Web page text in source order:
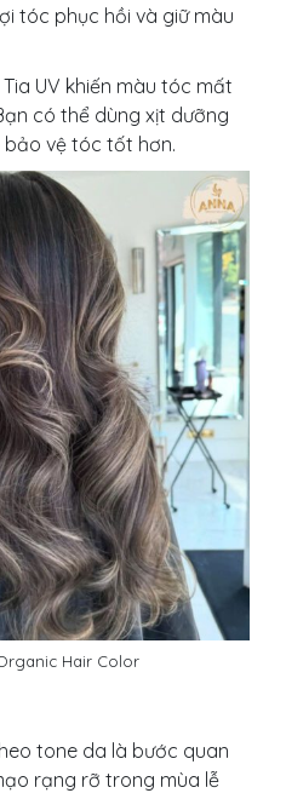
tóc phục hồi và giữ màu
Tia UV khiến màu tóc mất
có thể dùng xịt dưỡng
vệ tóc tốt hơn.
Hair Color
tone da là bước quan
rạng rỡ trong mùa lễ